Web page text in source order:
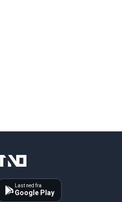
Last ned fra
Google Play